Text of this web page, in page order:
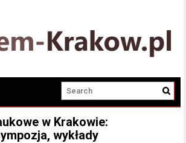
w Krakowie:
wykłady